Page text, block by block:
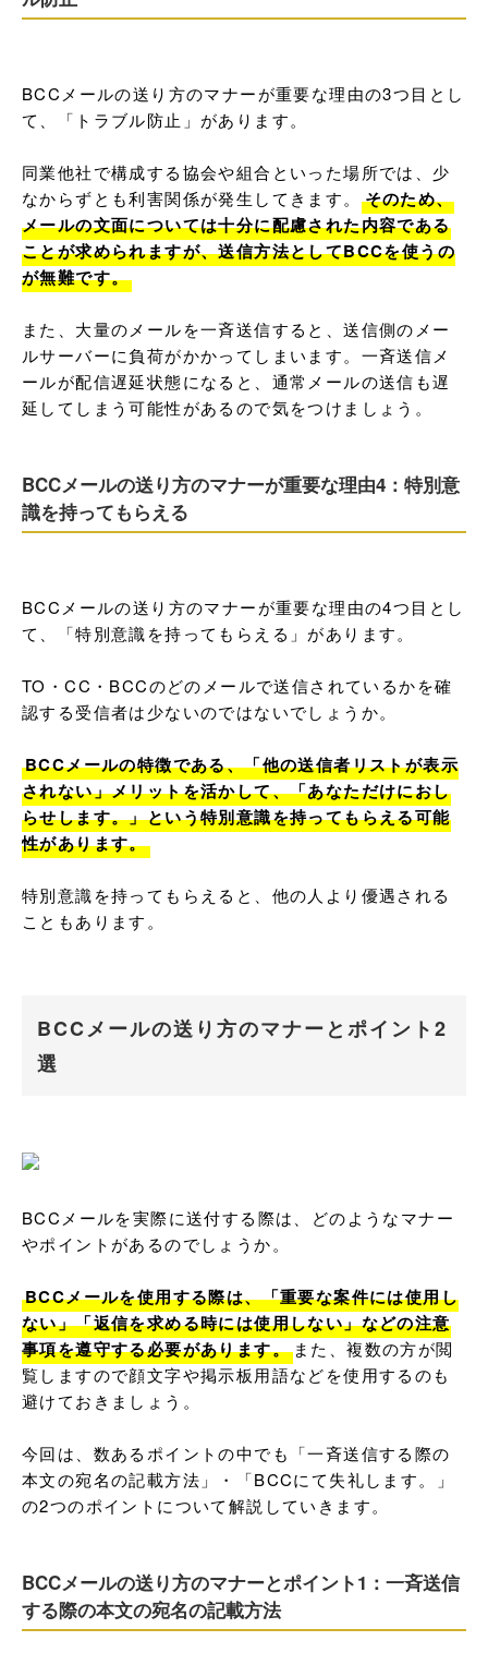
BCCメールの送り方のマナーが重要な理由の3つ目とし
て、「トラブル防止」があります。
同業他社で構成する協会や組合といった場所では、少
なからずとも利害関係が発生してきます。
そのため、
メールの文面については十分に配慮された内容である
ことが求められますが、送信方法としてBCCを使うの
が無難です。
また、大量のメールを一斉送信すると、送信側のメー
ルサーバーに負荷がかかってしまいます。一斉送信メ
ールが配信遅延状態になると、通常メールの送信も遅
延してしまう可能性があるので気をつけましょう。
BCCメールの送り方のマナーが重要な理由4：特別意
識を持ってもらえる
BCCメールの送り方のマナーが重要な理由の4つ目とし
て、「特別意識を持ってもらえる」があります。
TO・CC・BCCのどのメールで送信されているかを確
認する受信者は少ないのではないでしょうか。
BCCメールの特徴である、「他の送信者リストが表示
されない」メリットを活かして、「あなただけにおし
らせします。」という特別意識を持ってもらえる可能
性があります。
特別意識を持ってもらえると、他の人より優遇される
こともあります。
BCCメールの送り方のマナーとポイント2
選
BCCメールを実際に送付する際は、どのようなマナー
やポイントがあるのでしょうか。
BCCメールを使用する際は、「重要な案件には使用し
ない」「返信を求める時には使用しない」などの注意
事項を遵守する必要があります。 また、複数の方が閲
覧しますので顔文字や掲示板用語などを使用するのも
避けておきましょう。
今回は、数あるポイントの中でも「一斉送信する際の
本文の宛名の記載方法」・「BCCにて失礼します。」
の2つのポイントについて解説していきます。
BCCメールの送り方のマナーとポイント1：一斉送信
する際の本文の宛名の記載方法